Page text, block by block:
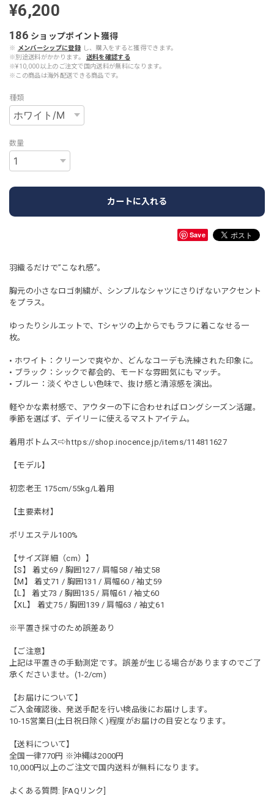
¥6,200
186 ショップポイント獲得
※ メンバーシップに登録 し、購入をすると獲得できます。
※別途送料がかかります。
送料を確認する
※¥10,000以上のご注文で国内送料が無料になります。
※この商品は海外配送できる商品です。
種類
数量
カートに入れる
Save
羽織るだけで”こなれ感”。
胸元の小さなロゴ刺繍が、シンプルなシャツにさりげないアクセント
をプラス。
ゆったりシルエットで、Tシャツの上からでもラフに着こなせる一
枚。
• ホワイト：クリーンで爽やか、どんなコーデも洗練された印象に。
• ブラック：シックで都会的、モードな雰囲気にもマッチ。
• ブルー：淡くやさしい色味で、抜け感と清涼感を演出。
軽やかな素材感で、アウターの下に合わせればロングシーズン活躍。
季節を選ばず、デイリーに使えるマストアイテム。
着用ボトムス⇨ https://shop.inocence.jp/items/114811627
【モデル】
初恋老王 175cm/55kg/L着用
【主要素材】
ポリエステル100%
【サイズ詳細（cm）】
【S】 着丈69 / 胸囲127 / 肩幅58 / 袖丈58
【M】 着丈71 / 胸囲131 / 肩幅60 / 袖丈59
【L】 着丈73 / 胸囲135 / 肩幅61 / 袖丈60
【XL】 着丈75 / 胸囲139 / 肩幅63 / 袖丈61
※平置き採寸のため誤差あり
【ご注意】
上記は平置きの手動測定です。誤差が生じる場合がありますのでご了
承くださいませ。(1-2/cm)
【お届けについて】
ご入金確認後、発送手配を行い検品後にお届けします。
10-15営業日(土日祝日除く)程度がお届けの目安となります。
【送料について】
全国一律770円 ※沖縄は2000円
10,000円以上のご注文で国内送料が無料になります。
よくある質問: [FAQリンク]